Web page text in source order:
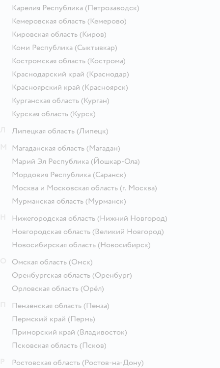
Карелия Республика (Петрозаводск)
Кемеровская область (Кемерово)
Кировская область (Киров)
Коми Республика (Сыктывкар)
Костромская область (Кострома)
Краснодарский край (Краснодар)
Красноярский край (Красноярск)
Курганская область (Курган)
Курская область (Курск)
Липецкая область (Липецк)
Магаданская область (Магадан)
Марий Эл Республика (Йошкар-Ола)
Мордовия Республика (Саранск)
Москва и Московская область (г. Москва)
Мурманская область (Мурманск)
Нижегородская область (Нижний Новгород)
Новгородская область (Великий Новгород)
Новосибирская область (Новосибирск)
Омская область (Омск)
Оренбургская область (Оренбург)
Орловская область (Орёл)
Пензенская область (Пенза)
Пермский край (Пермь)
Приморский край (Владивосток)
Псковская область (Псков)
Ростовская область (Ростов-на-Дону)